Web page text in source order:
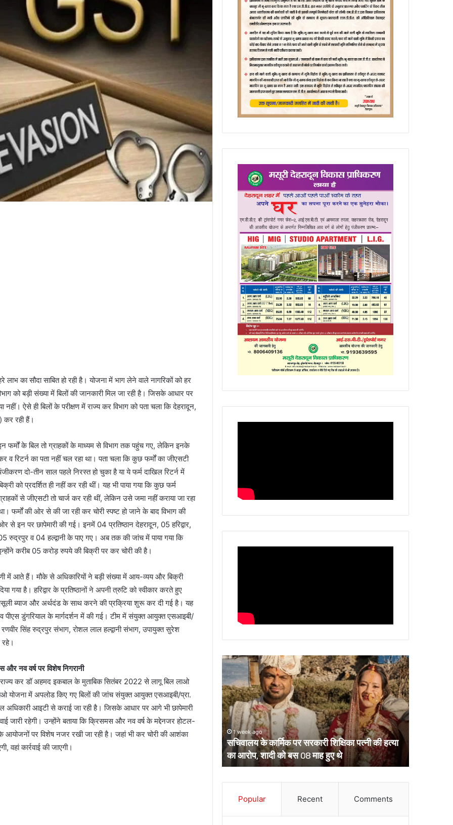
लाभ का सौदा साबित हो रही है। योजना में भाग लेने वाले नागरिकों को हर
को बड़ी संख्या में बिलों की जानकारी मिल जा रही है। जिसके आधार पर
ऐसे ही बिलों के परीक्षण में राज्य कर विभाग को पता चला कि देहरादून,
कर रही हैं।
फर्मों के बिल तो ग्राहकों के माध्यम से विभाग तक पहुंच गए, लेकिन इनके
व रिटर्न का पता नहीं चल रहा था। पता चला कि कुछ फर्मों का जीएसटी
दो-तीन साल पहले निरस्त हो चुका है या ये फर्म दाखिल रिटर्न में
को प्रदर्शित ही नहीं कर रही थीं। यह भी पाया गया कि कुछ फर्म
से जीएसटी तो चार्ज कर रही थीं, लेकिन उसे जमा नहीं कराया जा रहा
फर्मों की ओर से की जा रही कर चोरी स्पष्ट हो जाने के बाद विभाग की
से इन पर छापेमारी की गई। इनमें 04 प्रतिष्ठान देहरादून, 05 हरिद्वार,
रुद्रपुर व 04 हल्द्वानी के पाए गए। अब तक की जांच में पाया गया कि
करीब 05 करोड़ रुपये की बिक्री पर कर चोरी की है।
में आते हैं। मौके से अधिकारियों ने बड़ी संख्या में आय-व्यय और बिक्री
है। हरिद्वार के प्रतिष्ठानों ने अपनी त्रुटि को स्वीकार करते हुए
ब्याज और अर्थदंड के साथ करने की प्रक्रिया शुरू कर दी गई है। यह
पीएस डुंगरियाल के मार्गदर्शन में की गई। टीम में संयुक्त आयुक्त एसआइबी/
रणवीर सिंह रुद्रपुर संभाग, रोशल लाल हल्द्वानी संभाग, उपायुक्त सुरेश
रहे।
और नव वर्ष पर विशेष निगरानी
कर डॉ अहमद इकबाल के मुताबिक सितंबर 2022 से लागू बिल लाओ
योजना में अपलोड किए गए बिलों की जांच संयुक्त आयुक्त एसआइबी/प्रा.
अधिकारी आइटी से कराई जा रही है। जिसके आधार पर आगे भी छापेमारी
जारी रहेगी। उन्होंने बताया कि क्रिसमस और नव वर्ष के मद्देनजर होटल-
आयोजनों पर विशेष नजर रखी जा रही है। जहां भी कर चोरी की आशंका
वहां कार्रवाई की जाएगी।
गई
दून
की
इन
सड़कों
पर
न
चलना
ही
November 8, 2023
कल दून की इन सड़कों पर न चलना ही बेहतर, रोके जाएंगे
वाहन
सचिवालय
के
कार्मिक
पर
सरकारी
शिक्षिका
पत्नी
की
हत्या
का
आरोप,
माह
1 week ago
सचिवालय के कार्मिक पर सरकारी शिक्षिका पत्नी की हत्या
का आरोप, शादी को बस 08 माह हुए थे
उत्तराखंड
के
दो
आईपीएस
पहुंचे
हाईकोर्ट,
आईजी
भेजे
Popular Recent Comments